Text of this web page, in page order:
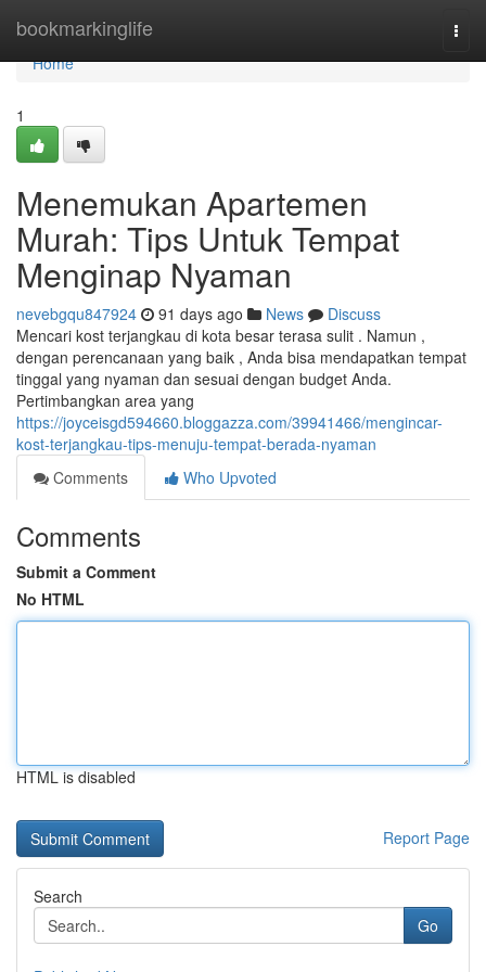
bookmarkinglife
Home
Home
1
Menemukan Apartemen
Murah: Tips Untuk Tempat
Menginap Nyaman
nevebgqu847924 91 days ago News
Discuss
Mencari kost terjangkau di kota besar terasa sulit . Namun ,
dengan perencanaan yang baik , Anda bisa mendapatkan tempat
tinggal yang nyaman dan sesuai dengan budget Anda.
Pertimbangkan area yang
https://joyceisgd594660.bloggazza.com/39941466/mengincar-
kost-terjangkau-tips-menuju-tempat-berada-nyaman
Comments
Who Upvoted
Comments
Submit a Comment
No HTML
HTML is disabled
Report Page
Search
Go